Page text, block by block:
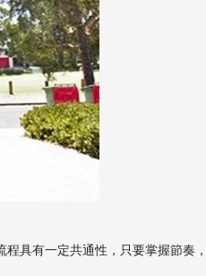
具有一定共通性，只要掌握節奏